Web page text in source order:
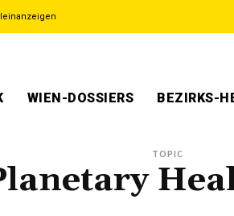
WIEN-DOSSIERS BEZIRKS-
TOPIC